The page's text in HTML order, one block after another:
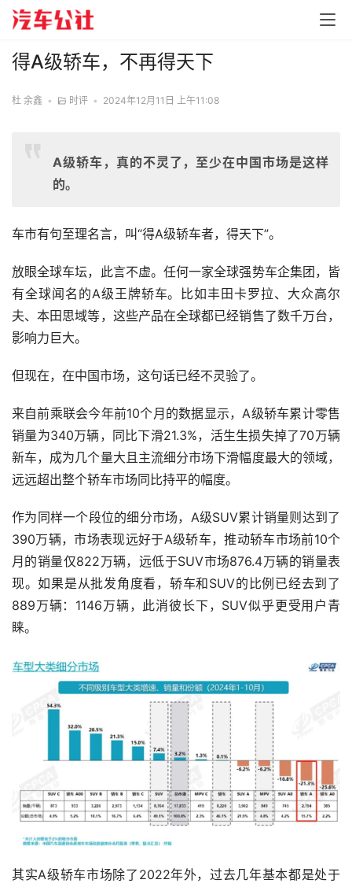
得A级轿车，不再得天下
杜 余鑫 • 时评 • 2024年12月11日 上午11:08
A级轿车，真的不灵了，至少在中国市场是这样
的。
车市有句至理名言，叫“得A级轿车者，得天下”。
放眼全球车坛，此言不虚。任何一家全球强势车企集团，皆
有全球闻名的A级王牌轿车。比如丰田卡罗拉、大众高尔
夫、本田思域等，这些产品在全球都已经销售了数千万台，
影响力巨大。
但现在，在中国市场，这句话已经不灵验了。
来自前乘联会今年前10个月的数据显示，A级轿车累计零售
销量为340万辆，同比下滑21.3%，活生生损失掉了70万辆
新车，成为几个量大且主流细分市场下滑幅度最大的领域，
远远超出整个轿车市场同比持平的幅度。
作为同样一个段位的细分市场，A级SUV累计销量则达到了
390万辆，市场表现远好于A级轿车，推动轿车市场前10个
月的销量仅822万辆，远低于SUV市场876.4万辆的销量表
现。如果是从批发角度看，轿车和SUV的比例已经去到了
889万辆：1146万辆，此消彼长下，SUV似乎更受用户青
睐。
其实A级轿车市场除了2022年外，过去几年基本都是处于